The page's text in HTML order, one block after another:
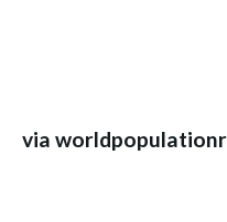
Nazaré Praias Sul
via